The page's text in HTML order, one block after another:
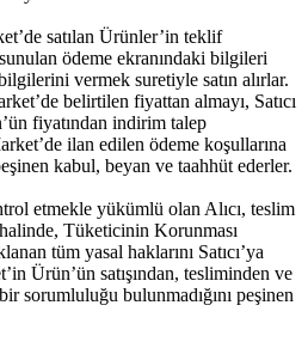
satılan Ürünler’in teklif
ödeme ekranındaki bilgileri
vermek suretiyle satın alırlar.
belirtilen fiyattan almayı, Satıcı
fiyatından indirim talep
ilan edilen ödeme koşullarına
kabul, beyan ve taahhüt ederler.
etmekle yükümlü olan Alıcı, teslim
halinde, Tüketicinin Korunması
tüm yasal haklarını Satıcı’ya
Ürün’ün satışından, tesliminden ve
sorumluluğu bulunmadığını peşinen